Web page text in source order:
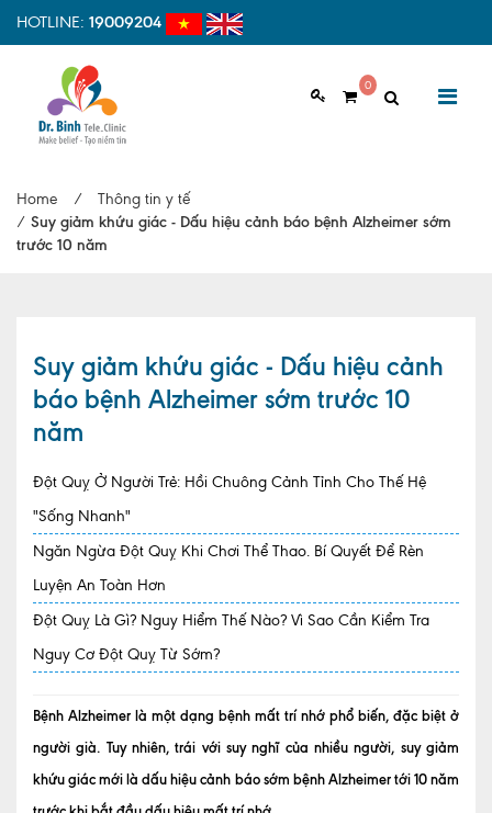
HOTLINE: 19009204
0
TRANG CHỦ
Giới thiệu chung
Đội ngũ y bác sĩ
Cơ sở vật chất
Quy trình khám bệnh tại Dr. Binh
Quy trình khám BHYT
TIN TỨC
Thông tin y tế
Tin sự kiện
Báo chí nói về chúng tôi
Home /
Thông tin y tế
/ Suy giảm khứu giác - Dấu hiệu cảnh báo bệnh Alzheimer sớm
trước 10 năm
Suy giảm khứu giác - Dấu hiệu cảnh
báo bệnh Alzheimer sớm trước 10
năm
Đột Quỵ Ở Người Trẻ: Hồi Chuông Cảnh Tỉnh Cho Thế Hệ
"Sống Nhanh"
Ngăn Ngừa Đột Quỵ Khi Chơi Thể Thao. Bí Quyết Để Rèn
Luyện An Toàn Hơn
Đột Quỵ Là Gì? Nguy Hiểm Thế Nào? Vì Sao Cần Kiểm Tra
Nguy Cơ Đột Quỵ Từ Sớm?
Bệnh Alzheimer là một dạng bệnh mất trí nhớ phổ biến, đặc biệt ở
người già. Tuy nhiên, trái với suy nghĩ của nhiều người, suy giảm
khứu giác mới là dấu hiệu cảnh báo sớm bệnh Alzheimer tới 10 năm